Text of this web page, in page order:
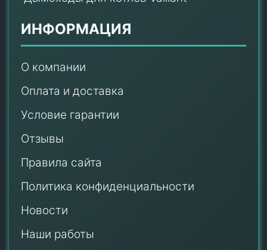
ИНФОРМАЦИЯ
О компании
Оплата и доставка
Условие гарантии
Отзывы
Правила сайта
Политика конфиденциальности
Новости
Наши работы